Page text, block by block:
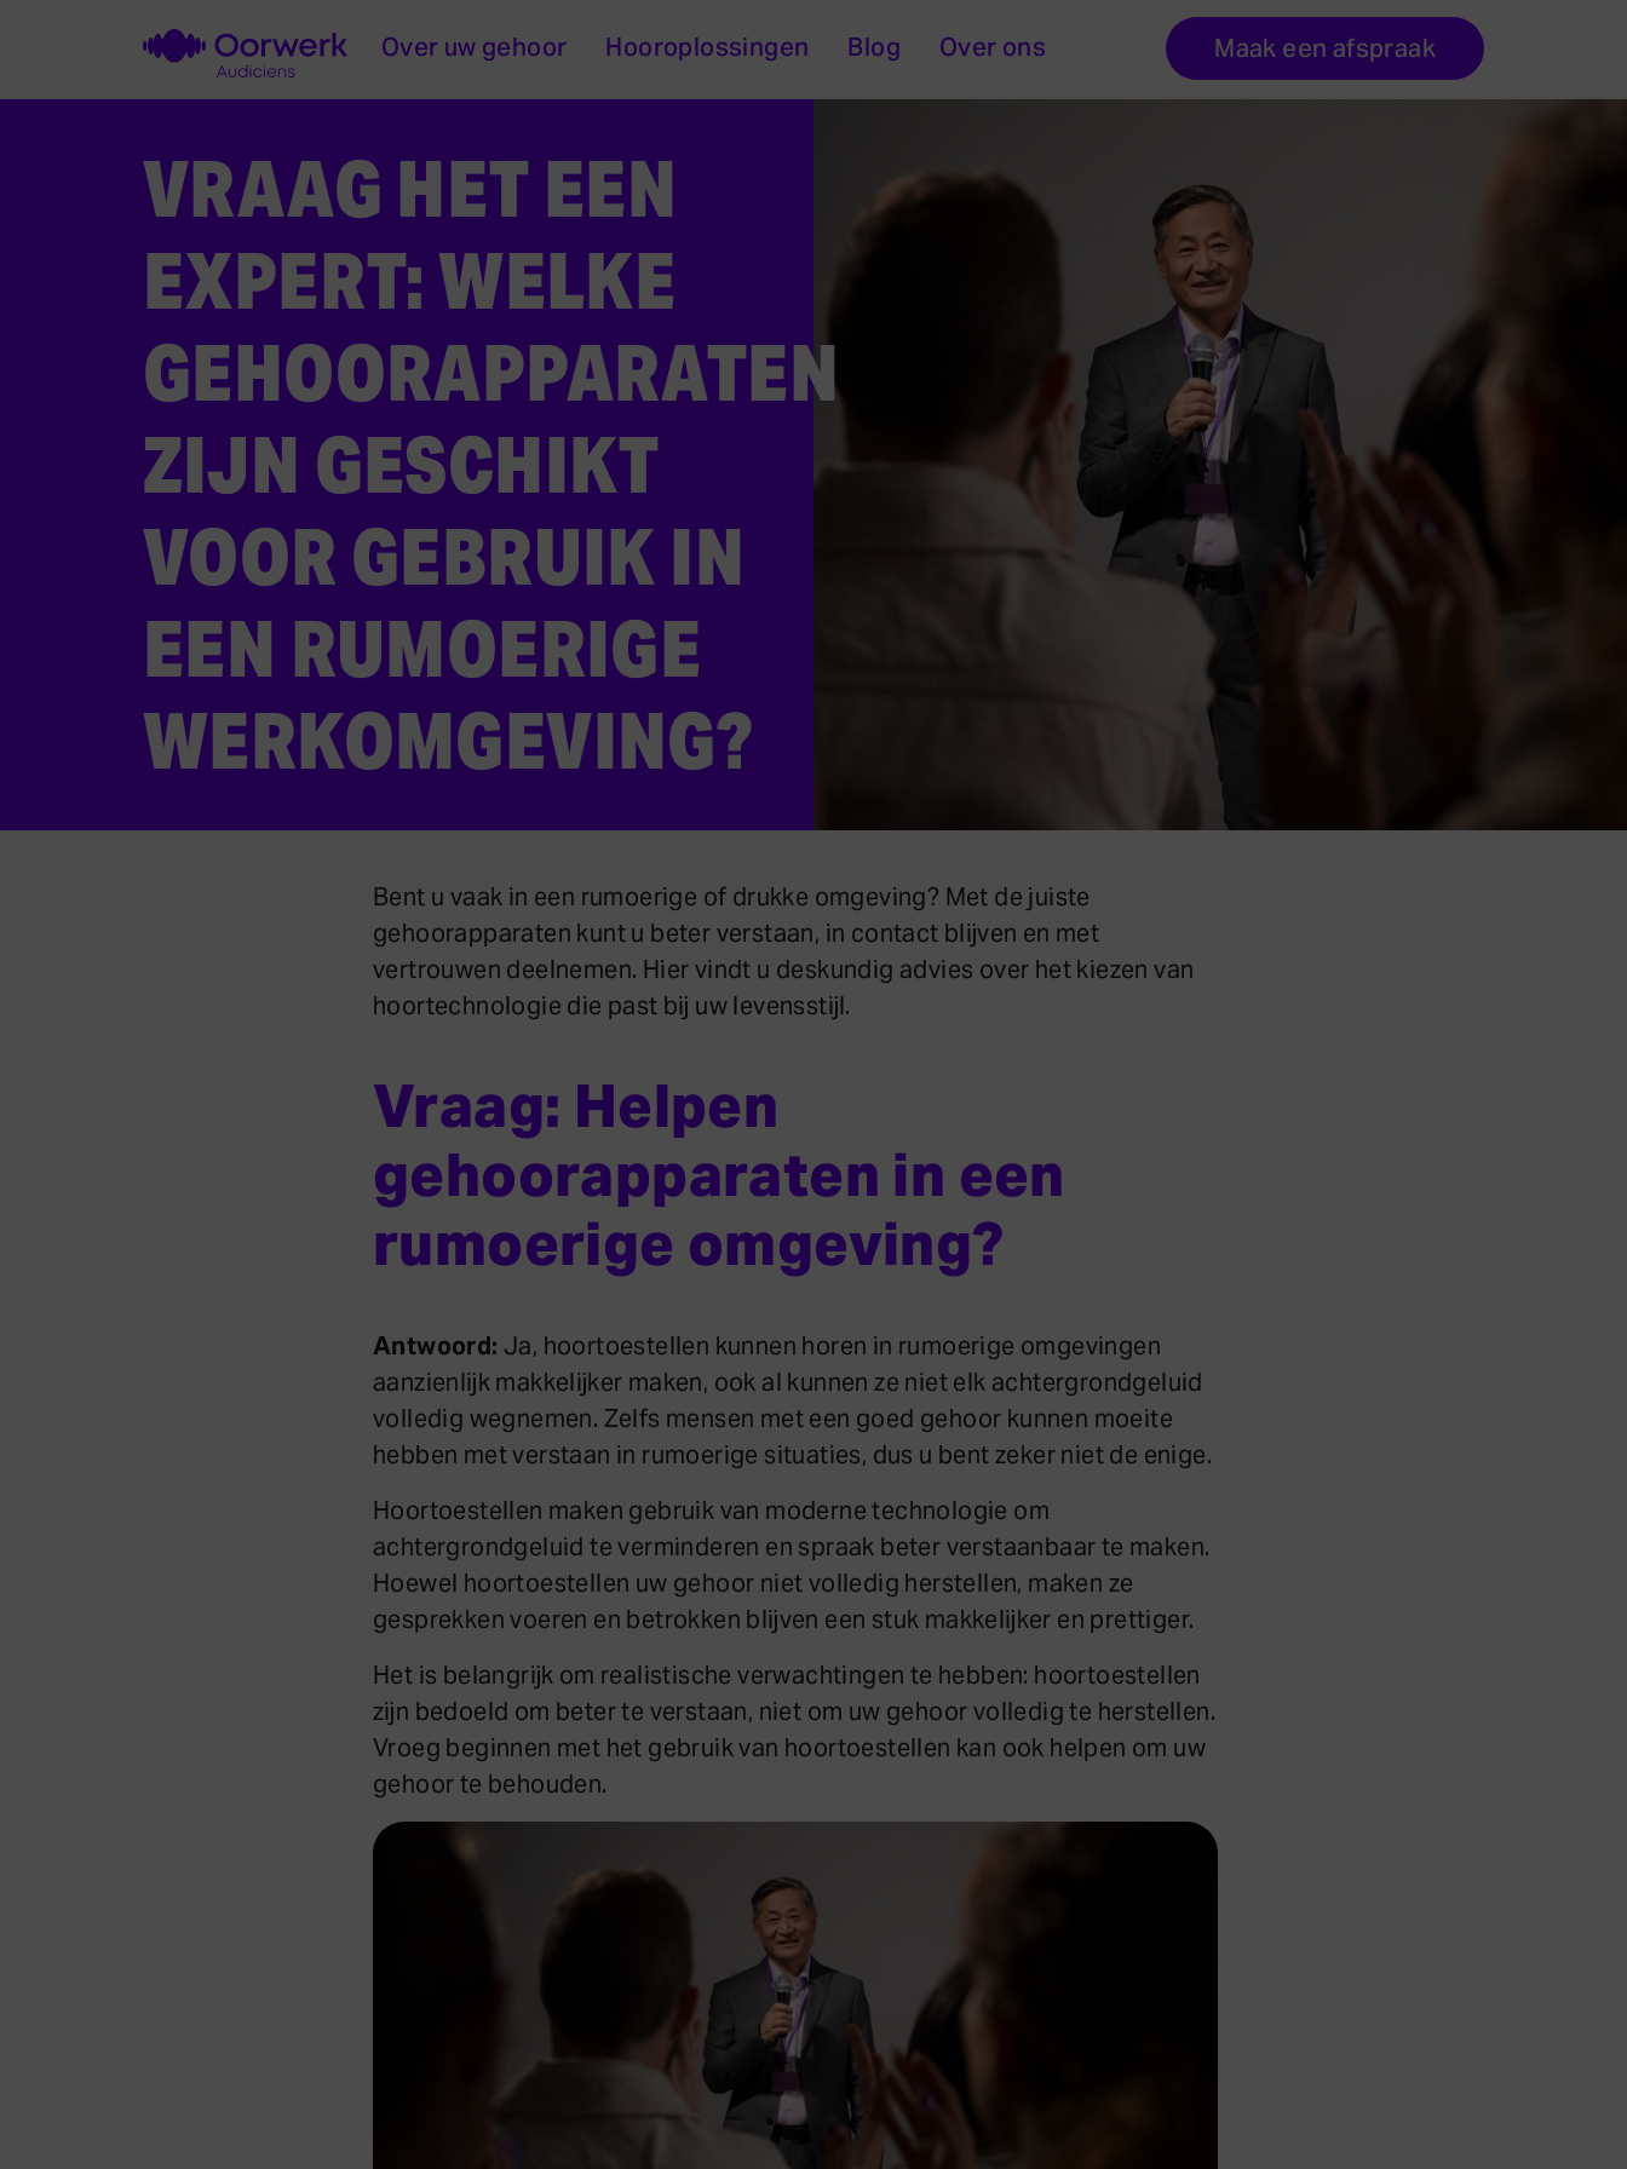
Over uw gehoor Hooroplossingen Blog Over ons Maak een afspraak
VRAAG HET EEN
EXPERT: WELKE
GEHOORAPPARATEN
ZIJN GESCHIKT
VOOR GEBRUIK IN
EEN RUMOERIGE
WERKOMGEVING?
Bent u vaak in een rumoerige of drukke omgeving? Met de juiste
gehoorapparaten kunt u beter verstaan, in contact blijven en met
vertrouwen deelnemen. Hier vindt u deskundig advies over het kiezen van
hoortechnologie die past bij uw levensstijl.
Vraag: Helpen
gehoorapparaten in een
rumoerige omgeving?
Antwoord: Ja, hoortoestellen kunnen horen in rumoerige omgevingen
aanzienlijk makkelijker maken, ook al kunnen ze niet elk achtergrondgeluid
volledig wegnemen. Zelfs mensen met een goed gehoor kunnen moeite
hebben met verstaan in rumoerige situaties, dus u bent zeker niet de enige.
Hoortoestellen maken gebruik van moderne technologie om
achtergrondgeluid te verminderen en spraak beter verstaanbaar te maken.
Hoewel hoortoestellen uw gehoor niet volledig herstellen, maken ze
gesprekken voeren en betrokken blijven een stuk makkelijker en prettiger.
Het is belangrijk om realistische verwachtingen te hebben: hoortoestellen
zijn bedoeld om beter te verstaan, niet om uw gehoor volledig te herstellen.
Vroeg beginnen met het gebruik van hoortoestellen kan ook helpen om uw
gehoor te behouden.